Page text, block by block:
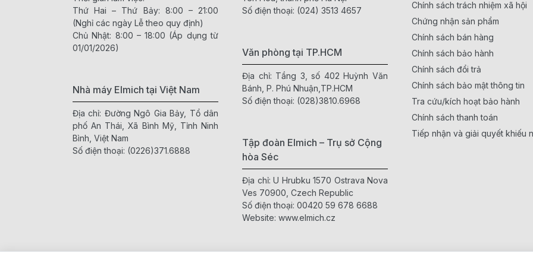
Thứ Hai – Thứ Bảy: 8:00 – 21:00
(Nghỉ các ngày Lễ theo quy định)
Chủ Nhật: 8:00 – 18:00 (Áp dụng từ
01/01/2026)
Nhà máy Elmich tại Việt Nam
Địa chỉ: Đường Ngô Gia Bảy, Tổ dân
phố An Thái, Xã Bình Mỹ, Tỉnh Ninh
Bình, Việt Nam
Số điện thoại: (0226)371.6888
Số điện thoại: (024) 3513 4657
Văn phòng tại TP.HCM
Địa chỉ: Tầng 3, số 402 Huỳnh Văn
Bánh, P. Phú Nhuận,TP.HCM
Số điện thoại: (028)3810.6968
Tập đoàn Elmich – Trụ sở Cộng
hòa Séc
Địa chỉ: U Hrubku 1570 Ostrava Nova
Ves 70900, Czech Republic
Số điện thoại: 00420 59 678 6688
Website: www.elmich.cz
Chính sách trách nhiệm xã hội
Chứng nhận sản phẩm
Chính sách bán hàng
Chính sách bảo hành
Chính sách đổi trả
Chính sách bảo mật thông tin
Tra cứu/kích hoạt bảo hành
Chính sách thanh toán
Tiếp nhận và giải quyết khiếu